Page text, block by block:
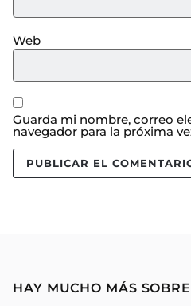
Web
Guarda mi nombre, correo
navegador para la próxima
HAY MUCHO MÁS SOBRE